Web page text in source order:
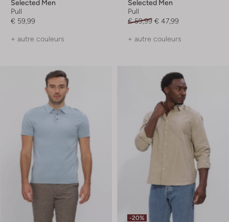
Selected Men
Pull
€ 59,99
+ autre couleurs
Selected Men
Pull
€ 59,99 € 47,99
+ autre couleurs
-20%